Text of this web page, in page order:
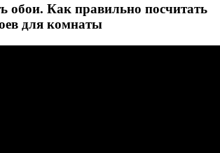
обои. Как правильно посчитать
для комнаты